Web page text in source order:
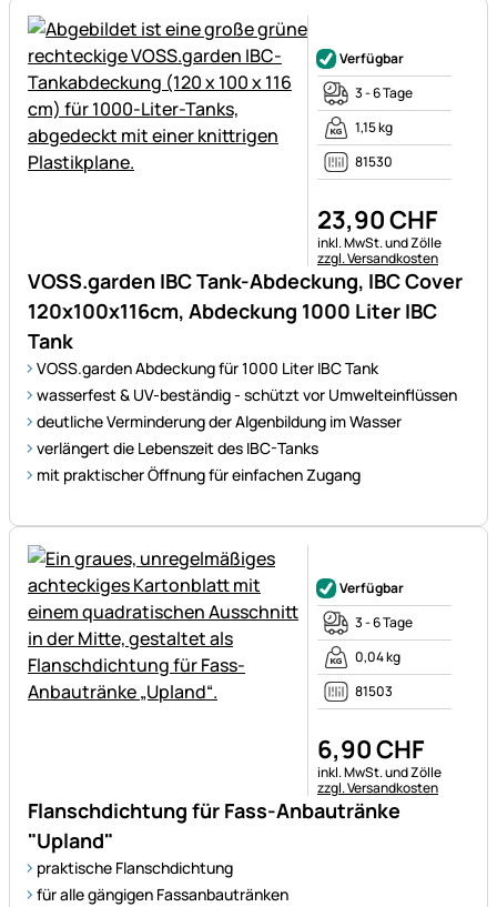
VOSS.garden IBC Tank-Abdeckung, IBC Cover
120x100x116cm, Abdeckung 1000 Liter IBC
Tank
VOSS.garden Abdeckung für 1000 Liter IBC Tank
wasserfest & UV-beständig - schützt vor Umwelteinflüssen
deutliche Verminderung der Algenbildung im Wasser
verlängert die Lebenszeit des IBC-Tanks
mit praktischer Öffnung für einfachen Zugang
Verfügbar
3 - 6 Tage
1,15 kg
81530
23,90CHF
Steuerhinweis:
inkl. MwSt. und Zölle
zzgl. Versandkosten
Flanschdichtung für Fass-Anbautränke
"Upland"
praktische Flanschdichtung
für alle gängigen Fassanbautränken
Verfügbar
3 - 6 Tage
0,04 kg
81503
6,90CHF
Steuerhinweis:
inkl. MwSt. und Zölle
zzgl. Versandkosten